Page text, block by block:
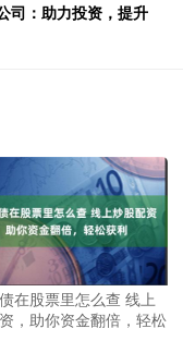
司：助力投资，提升
在股票里怎么查 线上
，助你资金翻倍，轻松